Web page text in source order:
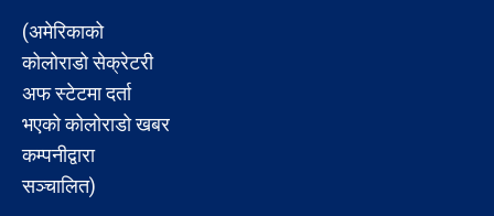
(अमेरिकाको
कोलोराडो सेक्रेटरी
अफ स्टेटमा दर्ता
भएको कोलोराडो खबर
कम्पनीद्वारा
सञ्चालित)